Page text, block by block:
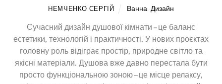
НЕМЧЕНКО СЕРГІЙ Ванна Дизайн
Сучасний дизайн душової кімнати – це баланс
естетики, технологій і практичності. У нових проєктах
головну роль відіграє простір, природне світло та
якісні матеріали. Душова вже давно перестала бути
просто функціональною зоною – це місце релаксу,